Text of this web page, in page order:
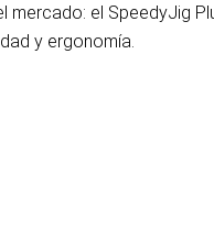
el SpeedyJig
y ergonomía.